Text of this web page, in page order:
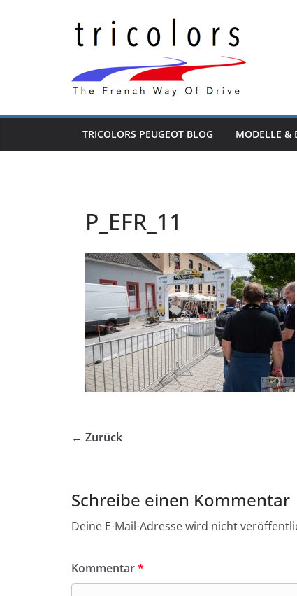
TRICOLORS PEUGEOT BLOG MODELLE &
P_EFR_11
← Zurück
Schreibe einen Kommentar
Deine E-Mail-Adresse wird nicht
Kommentar*